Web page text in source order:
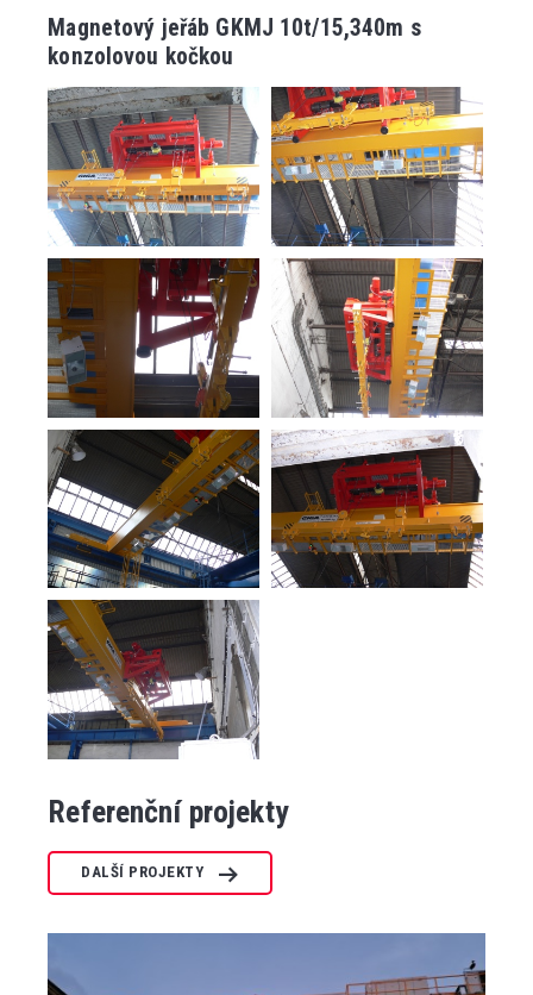
Magnetový jeřáb GKMJ 10t/15,340m s
konzolovou kočkou
Referenční projekty
DALŠÍ PROJEKTY